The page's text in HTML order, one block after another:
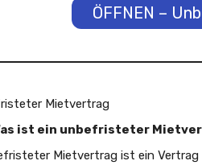
ÖFFNEN –
Mietvertrag
ist ein unbefristeter
Mietvertrag ist ein Vertrag